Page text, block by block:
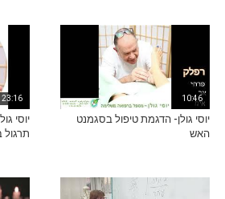
10:46
יוסי גולן- הדגמת טיפול בסגמנט
האש
23:16
יוסי
תרגול